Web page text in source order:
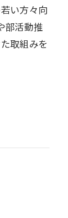
い方々向
部活動推
取組みを